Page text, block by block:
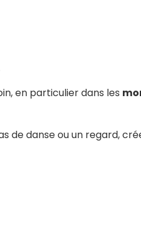
en particulier dans les
de danse ou un regard,